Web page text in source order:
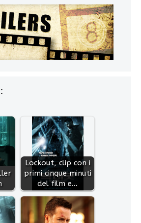
Lockout, clip con i
primi cinque minuti
del film e…